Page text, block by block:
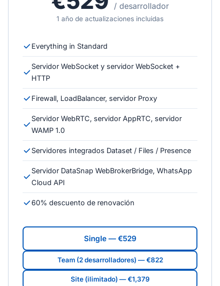
/ desarrollador
1 año de actualizaciones incluidas
Everything in Standard
Servidor WebSocket y servidor WebSocket +
HTTP
Firewall, LoadBalancer, servidor Proxy
Servidor WebRTC, servidor AppRTC, servidor
WAMP 1.0
Servidores integrados Dataset / Files / Presence
Servidor DataSnap WebBrokerBridge, WhatsApp
Cloud API
60% descuento de renovación
Single — €529
Team (2 desarrolladores) — €822
Site (ilimitado) — €1,379